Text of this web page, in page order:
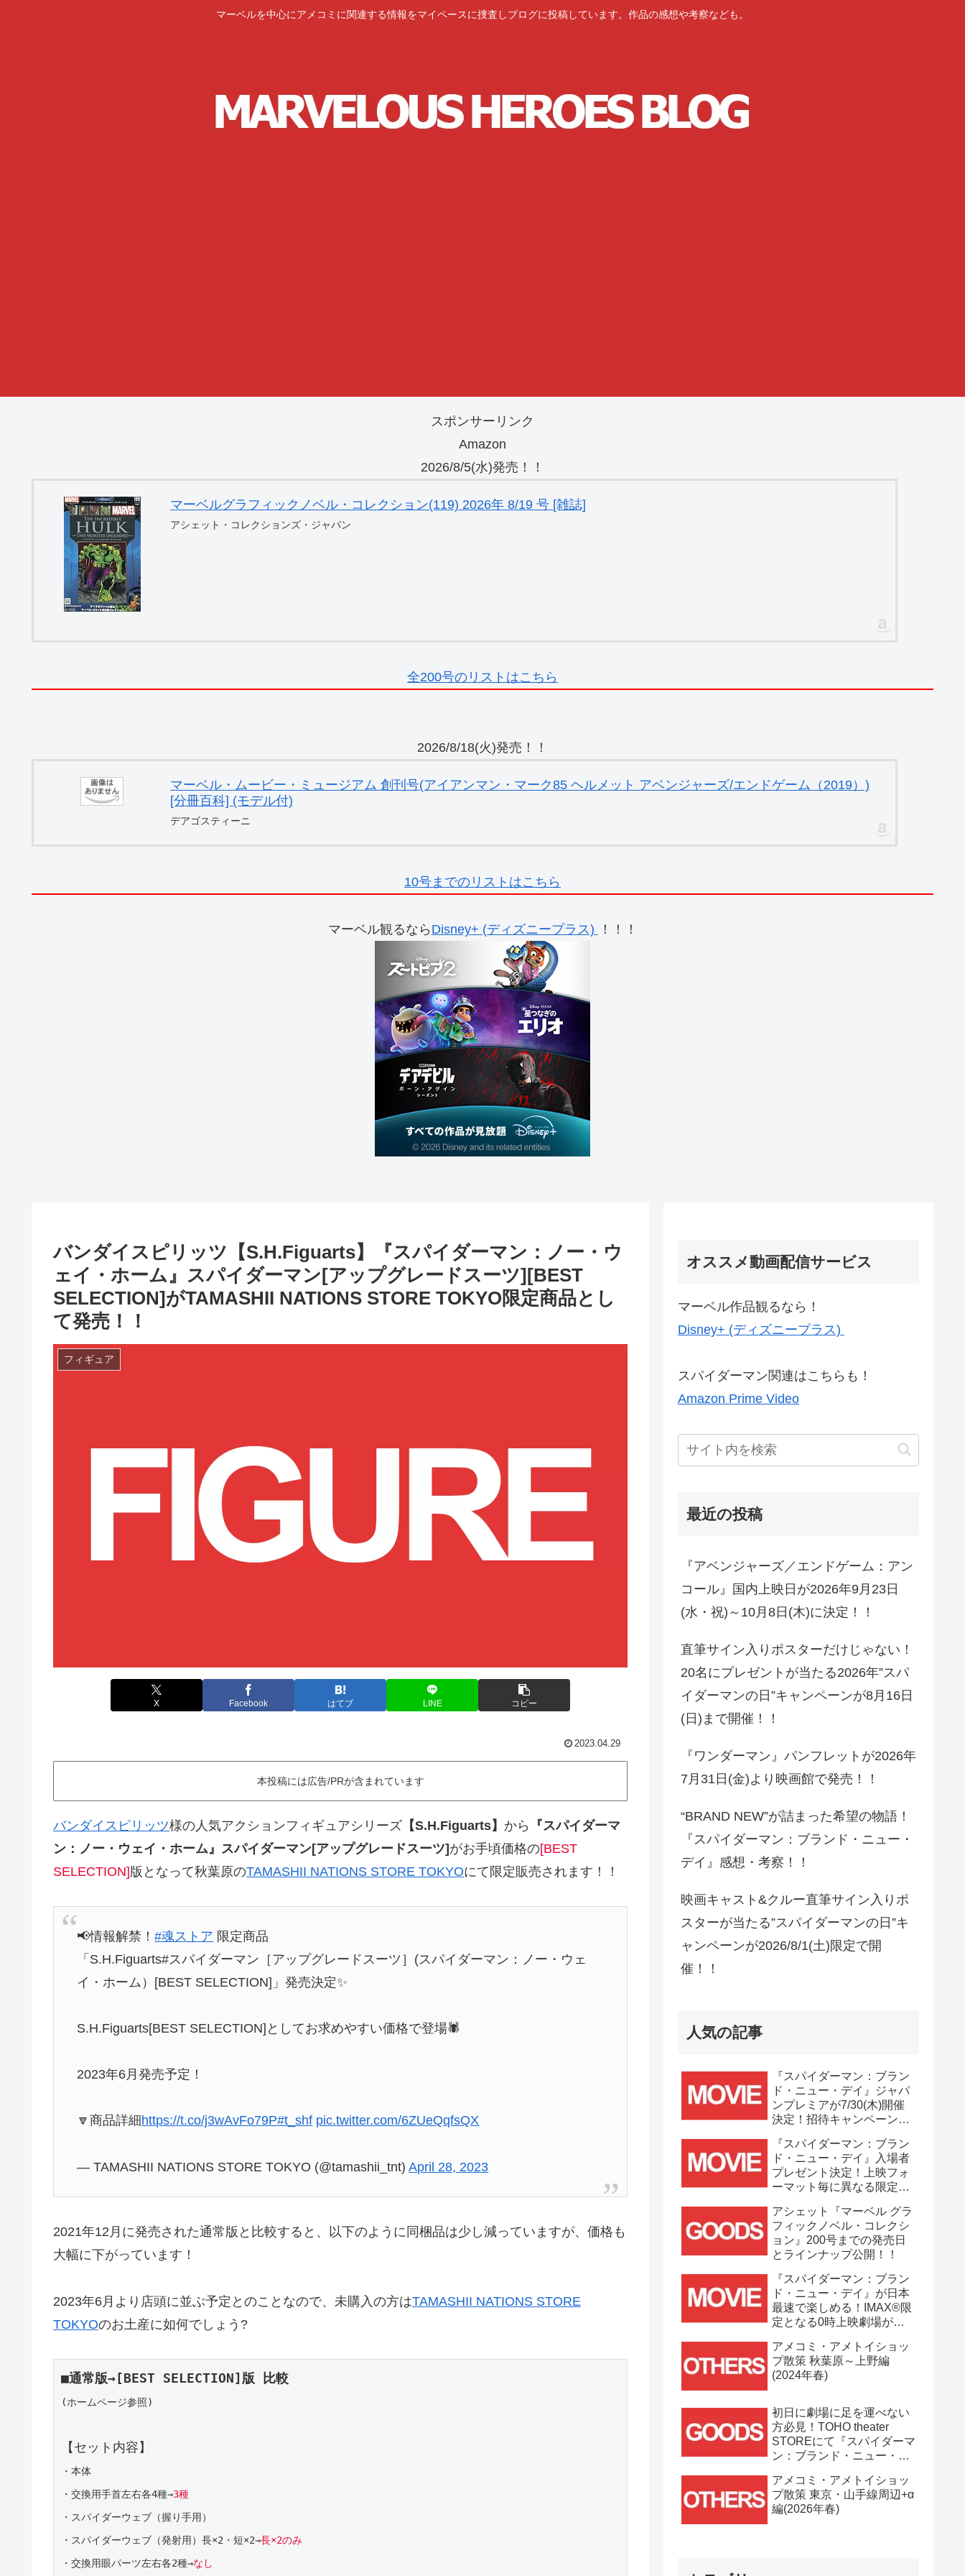
マーベルを中心にアメコミに関連する情報をマイペースに捜査しブログに投稿しています。作品の感想や考察なども。
スポンサーリンク
Amazon
2026/8/5(水)発売！！
マーベルグラフィックノベル・コレクション(119) 2026年 8/19 号 [雑誌]
アシェット・コレクションズ・ジャパン
全200号のリストはこちら
2026/8/18(火)発売！！
マーベル・ムービー・ミュージアム 創刊号(アイアンマン・マーク85 ヘルメット アベンジャーズ/エンドゲーム（2019）)
[分冊百科] (モデル付)
デアゴスティーニ
10号までのリストはこちら
マーベル観るなら Disney+ (ディズニープラス) ！！！
バンダイスピリッツ【S.H.Figuarts】『スパイダーマン：ノー・ウ
ェイ・ホーム』スパイダーマン[アップグレードスーツ][BEST
SELECTION]がTAMASHII NATIONS STORE TOKYO限定商品とし
て発売！！
フィギュア
X Facebook はてブ LINE コピー
2023.04.29
本投稿には広告/PRが含まれています
バンダイスピリッツ様の人気アクションフィギュアシリーズ 【S.H.Figuarts】 から
『スパイダーマ
ン：ノー・ウェイ・ホーム』スパイダーマン[アップグレードスーツ]がお手頃価格の[BEST
SELECTION]版となって秋葉原のTAMASHII NATIONS STORE TOKYOにて限定販売されます！！
📢情報解禁！#魂ストア 限定商品
「S.H.Figuarts#スパイダーマン［アップグレードスーツ］(スパイダーマン：ノー・ウェ
イ・ホーム）[BEST SELECTION]」発売決定✨
S.H.Figuarts[BEST SELECTION]としてお求めやすい価格で登場🕷
2023年6月発売予定！
🔽商品詳細 https://t.co/j3wAvFo79P#t_shf pic.twitter.com/6ZUeQqfsQX
— TAMASHII NATIONS STORE TOKYO (@tamashii_tnt)April 28, 2023
2021年12月に発売された通常版と比較すると、以下のように同梱品は少し減っていますが、価格も
大幅に下がっています！
2023年6月より店頭に並ぶ予定とのことなので、未購入の方はTAMASHII NATIONS STORE
TOKYOのお土産に如何でしょう?
■通常版→[BEST SELECTION]版 比較
(ホームページ参照)
・本体
・交換用手首左右各4種→3種
・スパイダーウェブ（握り手用）
・スパイダーウェブ（発射用）長×2・短×2→長×2のみ
・交換用眼パーツ左右各2種→なし
オススメ動画配信サービス
マーベル作品観るなら！
Disney+ (ディズニープラス)
スパイダーマン関連はこちらも！
Amazon Prime Video
最近の投稿
『アベンジャーズ／エンドゲーム：アン
コール』国内上映日が2026年9月23日
(水・祝)～10月8日(木)に決定！！
直筆サイン入りポスターだけじゃない！
20名にプレゼントが当たる2026年”スパ
イダーマンの日”キャンペーンが8月16日
(日)まで開催！！
『ワンダーマン』パンフレットが2026年
7月31日(金)より映画館で発売！！
“BRAND NEW”が詰まった希望の物語！
『スパイダーマン：ブランド・ニュー・
デイ』感想・考察！！
映画キャスト&クルー直筆サイン入りポ
スターが当たる”スパイダーマンの日”キ
ャンペーンが2026/8/1(土)限定で開
催！！
人気の記事
『スパイダーマン：ブラン
ド・ニュー・デイ』ジャパ
ンプレミアが7/30(木)開催
決定！招待キャンペーンは
中！！
『スパイダーマン：ブラン
ド・ニュー・デイ』入場者
プレゼント決定！上映フォ
ーマット毎に異なる限定ビ
える！！
アシェット『マーベル グラ
フィックノベル・コレクシ
ョン』200号までの発売日
とラインナップ公開！！
『スパイダーマン：ブラン
ド・ニュー・デイ』が日本
最速で楽しめる！IMAX®限
定となる0時上映劇場が決
アメコミ・アメトイショッ
プ散策 秋葉原～上野編
(2024年春)
初日に劇場に足を運べない
方必見！TOHO theater
STOREにて『スパイダーマ
ン：ブランド・ニュー・デ
7/31(金)11時より開始！！
アメコミ・アメトイショッ
プ散策 東京・山手線周辺+α
編(2026年春)